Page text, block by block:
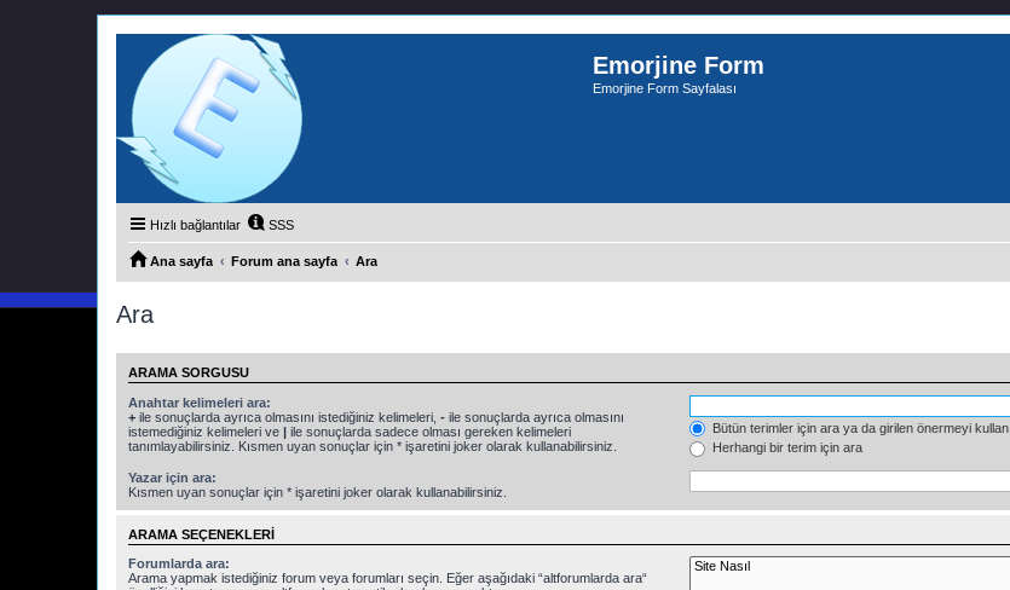
Emorjine Form
Emorjine Form Sayfalası
Hızlı bağlantılar SSS
Ana sayfa Forum ana sayfa Ara
Ara
ARAMA SORGUSU
Anahtar kelimeleri ara:
+ ile sonuçlarda ayrıca olmasını istediğiniz kelimeleri, - ile sonuçlarda ayrıca olmasını
istemediğiniz kelimeleri ve | ile sonuçlarda sadece olması gereken kelimeleri
tanımlayabilirsiniz. Kısmen uyan sonuçlar için * işaretini joker olarak kullanabilirsiniz.
Bütün terimler için ara ya da girilen önermeyi kullan
Herhangi bir terim için ara
Yazar için ara:
Kısmen uyan sonuçlar için * işaretini joker olarak kullanabilirsiniz.
ARAMA SEÇENEKLERI
Forumlarda ara:
Arama yapmak istediğiniz forum veya forumları seçin. Eğer aşağıdaki “altforumlarda ara“